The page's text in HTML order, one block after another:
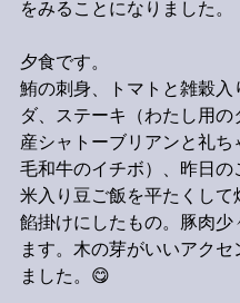
をみることになりました。
夕食です。
鮪の刺身、トマトと雑穀入
ダ、ステーキ（わたし用の
産シャトーブリアンと礼ち
毛和牛のイチボ）、昨日の
米入り豆ご飯を平たくして
餡掛けにしたもの。豚肉少
ます。木の芽がいいアクセ
ました。😋